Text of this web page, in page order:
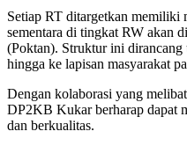
Setiap RT ditargetkan
sementara di tingkat RW akan
(Poktan). Struktur ini dirancang
hingga ke lapisan masyarakat
Dengan kolaborasi yang
DP2KB Kukar berharap dapat
dan berkualitas.